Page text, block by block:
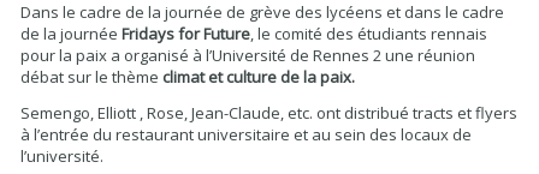
Dans le cadre de la journée de grève des lycéens et dans le cadre
de la journéeFridays for Future, le comité des étudiants rennais
pour la paix a organisé à l’Université de Rennes 2 une réunion
débat sur le thème climat et culture de la paix.
Semengo, Elliott , Rose, Jean-Claude, etc. ont distribué tracts et flyers
à l’entrée du restaurant universitaire et au sein des locaux de
l’université.